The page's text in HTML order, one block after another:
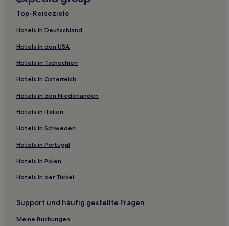
Hotels nahe Bahnhof Katsuta
Mito Hotels
Hotels nahe Mito City Water Supply Tower
Hotels nahe Gedenkhalle von Ujō Noguchi
Hotels nahe Bahnhof Mito Tomobe
Hotels mit Parkplatz in Hitachinaka
Lgbtqia-Freundliche in Mito
Hotels mit Parkplatz nahe Strand Ose
Top-Reiseziele
Hotels in Deutschland
Hotels in den USA
Hotels in Tschechien
Hotels in Österreich
Hotels in den Niederlanden
Hotels in Italien
Hotels in Schweden
Hotels in Portugal
Hotels in Polen
Hotels in der Türkei
Support und häufig gestellte Fragen
Meine Buchungen